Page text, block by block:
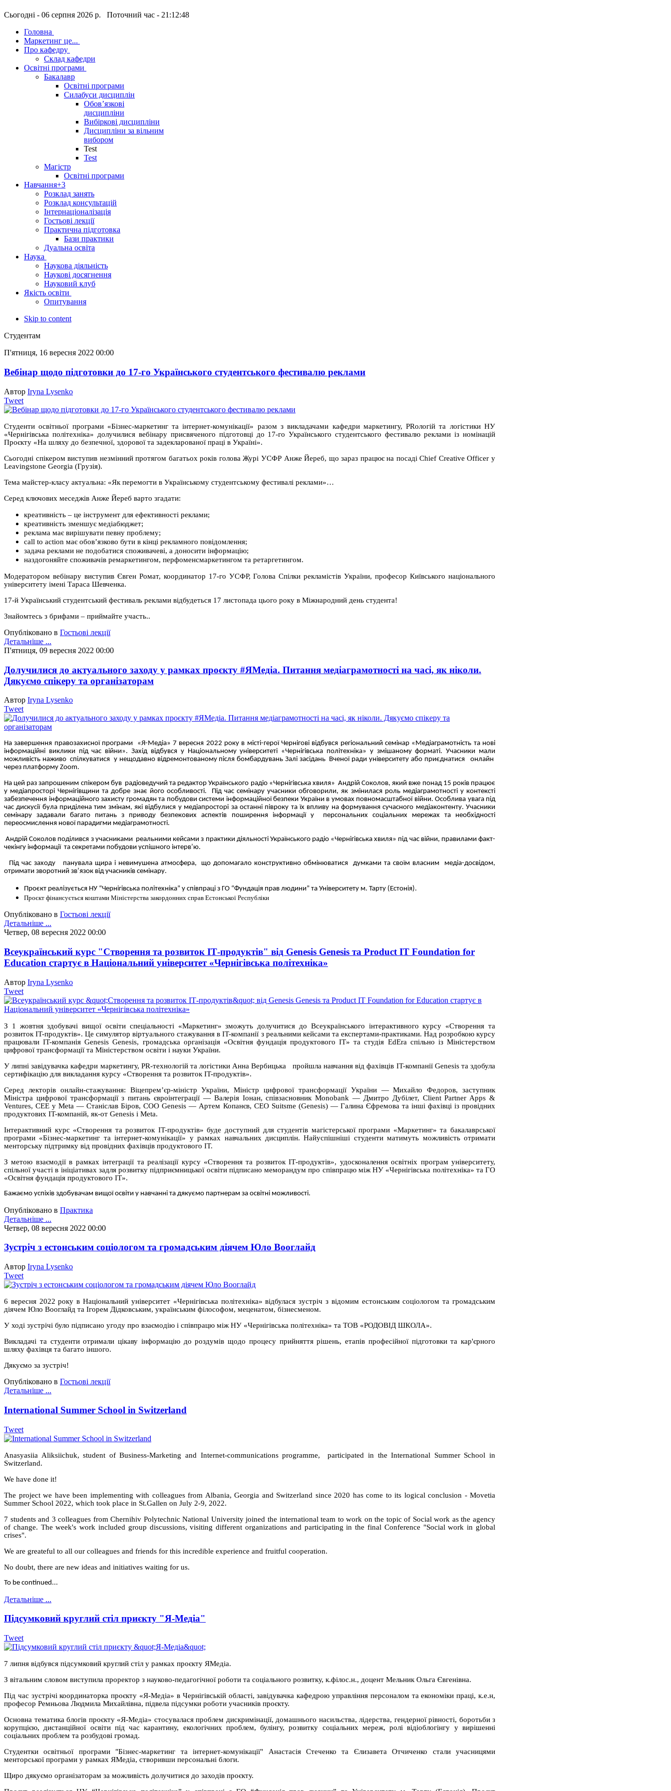
Сьогодні - 06 серпня 2026 р. Поточний час - 21:12:49
Головна
Маркетинг це...
Про кафедру
Склад кафедри
Освітні програми
Бакалавр
Освітні програми
Силабуси дисциплін
Обов’язкові
дисципліни
Вибіркові дисципліни
Дисципліни за вільним
вибором
Test
Test
Магістр
Освітні програми
Навчання+3
Розклад занять
Розклад консультацій
Інтернаціоналізація
Гостьові лекції
Практична підготовка
Бази практики
Дуальна освіта
Наука
Наукова діяльність
Наукові досягнення
Науковий клуб
Якість освіти
Опитування
Skip to content
Студентам
П'ятниця, 16 вересня 2022 00:00
Вебінар щодо підготовки до 17-го Українського студентського фестивалю реклами
Автор Iryna Lysenko
Tweet
Студенти освітньої програми «Бізнес-маркетинг та інтернет-комунікації» разом з викладачами кафедри маркетингу, PRологій та логістики НУ
«Чернігівська політехніка» долучилися вебінару присвяченого підготовці до 17-го Українського студентського фестивалю реклами із номінацій
Проєкту «На шляху до безпечної, здорової та задекларованої праці в Україні».
Сьогодні спікером виступив незмінний протягом багатьох років голова Журі УСФР Анже Йереб, що зараз працює на посаді Chief Creative Officer у
Leavingstone Georgia (Грузія).
Тема майстер-класу актуальна: «Як перемогти в Українському студентському фестивалі реклами»…
Серед ключових меседжів Анже Йереб варто згадати:
креативність – це інструмент для ефективності реклами;
креативність зменшує медіабюджет;
реклама має вирішувати певну проблему;
call to action має обов’язково бути в кінці рекламного повідомлення;
задача реклами не подобатися споживачеві, а доносити інформацію;
наздогоняйте споживачів ремаркетингом, перфоменсмаркетингом та ретаргетингом.
Модератором вебінару виступив Євген Ромат, координатор 17-го УСФР, Голова Спілки рекламістів України, професор Київського національного
університету імені Тараса Шевченка.
17-й Український студентський фестиваль реклами відбудеться 17 листопада цього року в Міжнародний день студента!
Знайомтесь з брифами – приймайте участь..
Опубліковано в Гостьові лекції
Детальніше ...
П'ятниця, 09 вересня 2022 00:00
Долучилися до актуального заходу у рамках проєкту #ЯМедіа. Питання медіаграмотності на часі, як ніколи.
Дякуємо спікеру та організаторам
Автор Iryna Lysenko
Tweet
На завершення правозахисної програми «Я-Медіа» 7 вересня 2022 року в місті-герої Чернігові відбувся регіональний семінар «Медіаграмотність та нові
інформаційні виклики під час війни». Захід відбувся у Національному університеті «Чернігівська політехніка» у змішаному форматі. Учасники мали
можливість наживо спілкуватися у нещодавно відремонтованому після бомбардувань Залі засідань Вченої ради університету або приєднатися онлайн
через платформу Zoom.
На цей раз запрошеним спікером був радіоведучий та редактор Українського радіо «Чернігівська хвиля» Андрій Соколов, який вже понад 15 років працює
у медіапросторі Чернігівщини та добре знає його особливості. Під час семінару учасники обговорили, як змінилася роль медіаграмотності у контексті
забезпечення інформаційного захисту громадян та побудови системи інформаційної безпеки України в умовах повномасштабної війни. Особлива увага під
час дискусії була приділена тим змінам, які відбулися у медіапросторі за останні півроку та їх впливу на формування сучасного медіаконтенту. Учасники
семінару задавали багато питань з приводу безпекових аспектів поширення інформації у персональних соціальних мережах та необхідності
переосмислення нової парадигми медіаграмотності.
Андрій Соколов поділився з учасниками реальними кейсами з практики діяльності Українського радіо «Чернігівська хвиля» під час війни, правилами факт-
чекінгу інформації та секретами побудови успішного інтерв’ю.
Під час заходу панувала щира і невимушена атмосфера, що допомагало конструктивно обмінюватися думками та своїм власним медіа-досвідом,
отримати зворотний зв’язок від учасників семінару.
Проєкт реалізується НУ “Чернігівська політехніка” у співпраці з ГО “Фундація прав людини” та Університету м. Тарту (Естонія).
Проєкт фінансується коштами Міністерства закордонних справ Естонської Республіки
Опубліковано в Гостьові лекції
Детальніше ...
Четвер, 08 вересня 2022 00:00
Всеукраїнський курс "Створення та розвиток ІТ-продуктів" від Genesis Genesis та Product IT Foundation for
Education стартує в Національний університет «Чернігівська політехніка»
Автор Iryna Lysenko
Tweet
З 1 жовтня здобувачі вищої освіти спеціальності «Маркетинг» зможуть долучитися до Всеукраїнського інтерактивного курсу «Створення та
розвиток IT-продуктів». Це симулятор віртуального стажування в IT-компанії з реальними кейсами та експертами-практиками. Над розробкою курсу
працювали IT-компанія Genesis Genesis, громадська організація «Освітня фундація продуктового IT» та студія EdEra спільно із Міністерством
цифрової трансформації та Міністерством освіти і науки України.
У липні завідувачка кафедри маркетингу, PR-технологій та логістики Анна Вербицька пройшла навчання від фахівців IT-компанії Genesis та здобула
сертифікацію для викладання курсу «Створення та розвиток IT-продуктів».
Серед лекторів онлайн-стажування: Віцепрем’єр-міністр України, Міністр цифрової трансформації України — Михайло Федоров, заступник
Міністра цифрової трансформації з питань євроінтеграції — Валерія Іонан, співзасновник Monobank — Дмитро Дубілет, Client Partner Apps &
Ventures, CEE у Meta — Станіслав Біров, COO Genesis — Артем Копанєв, CEO Suitsme (Genesis) — Галина Єфремова та інші фахівці із провідних
продуктових IT-компаній, як-от Genesis і Meta.
Інтерактивний курс «Створення та розвиток IT-продуктів» буде доступний для студентів магістерської програми «Маркетинг» та бакалаврської
програми «Бізнес-маркетинг та інтернет-комунікації» у рамках навчальних дисциплін. Найуспішніші студенти матимуть можливість отримати
менторську підтримку від провідних фахівців продуктового IT.
З метою взаємодії в рамках інтеграції та реалізації курсу «Створення та розвиток ІТ-продуктів», удосконалення освітніх програм університету,
спільної участі в ініціативах задля розвитку підприємницької освіти підписано меморандум про співпрацю між НУ «Чернігівська політехніка» та ГО
«Освітня фундація продуктового ІТ».
Бажаємо успіхів здобувачам вищої освіти у навчанні та дякуємо партнерам за освітні можливості.
Опубліковано в Практика
Детальніше ...
Четвер, 08 вересня 2022 00:00
Зустріч з естонським соціологом та громадським діячем Юло Вооглайд
Автор Iryna Lysenko
Tweet
6 вересня 2022 року в Національний університет «Чернігівська політехніка» відбулася зустріч з відомим естонським соціологом та громадським
діячем Юло Вооглайд та Ігорем Дідковським, українським філософом, меценатом, бізнесменом.
У ході зустрічі було підписано угоду про взаємодію і співпрацю між НУ «Чернігівська політехніка» та ТОВ «РОДОВІД ШКОЛА».
Викладачі та студенти отримали цікаву інформацію до роздумів щодо процесу прийняття рішень, етапів професійної підготовки та кар'єрного
шляху фахівця та багато іншого.
Дякуємо за зустріч!
Опубліковано в Гостьові лекції
Детальніше ...
International Summer School in Switzerland
Tweet
Anasyasiia Aliksiichuk, student of Business-Marketing and Internet-communications programme, participated in the International Summer School in
Switzerland.
We have done it!
The project we have been implementing with colleagues from Albania, Georgia and Switzerland since 2020 has come to its logical conclusion - Movetia
Summer School 2022, which took place in St.Gallen on July 2-9, 2022.
7 students and 3 colleagues from Chernihiv Polytechnic National University joined the international team to work on the topic of Social work as the agency
of change. The week's work included group discussions, visiting different organizations and participating in the final Conference "Social work in global
crises".
We are greateful to all our colleagues and friends for this incredible experience and fruitful cooperation.
No doubt, there are new ideas and initiatives waiting for us.
To be continued...
Детальніше ...
Підсумковий круглий стіл приєкту "Я-Медіа"
Tweet
7 липня відбувся підсумковий круглий стіл у рамках проєкту ЯМедіа.
З вітальним словом виступила проректор з науково-педагогічної роботи та соціального розвитку, к.філос.н., доцент Мельник Ольга Євгенівна.
Під час зустрічі координаторка проєкту «Я-Медіа» в Чернігівській області, завідувачка кафедрою управління персоналом та економіки праці, к.е.н,
професор Ремньова Людмила Михайлівна, підвела підсумки роботи учасників проєкту.
Основна тематика блогів проєкту «Я-Медіа» стосувалася проблем дискримінації, домашнього насильства, лідерства, гендерної рівності, боротьби з
корупцією, дистанційної освіти під час карантину, екологічних проблем, булінгу, розвитку соціальних мереж, ролі відіоблогінгу у вирішенні
соціальних проблем та розбудові громад.
Студентки освітньої програми "Бізнес-маркетинг та інтернет-комунікації" Анастасія Стеченко та Єлизавета Отчиченко стали учасницями
менторської програми у рамках ЯМедіа, створивши персональні блоги.
Щиро дякуємо організаторам за можливість долучитися до заходів проєкту.